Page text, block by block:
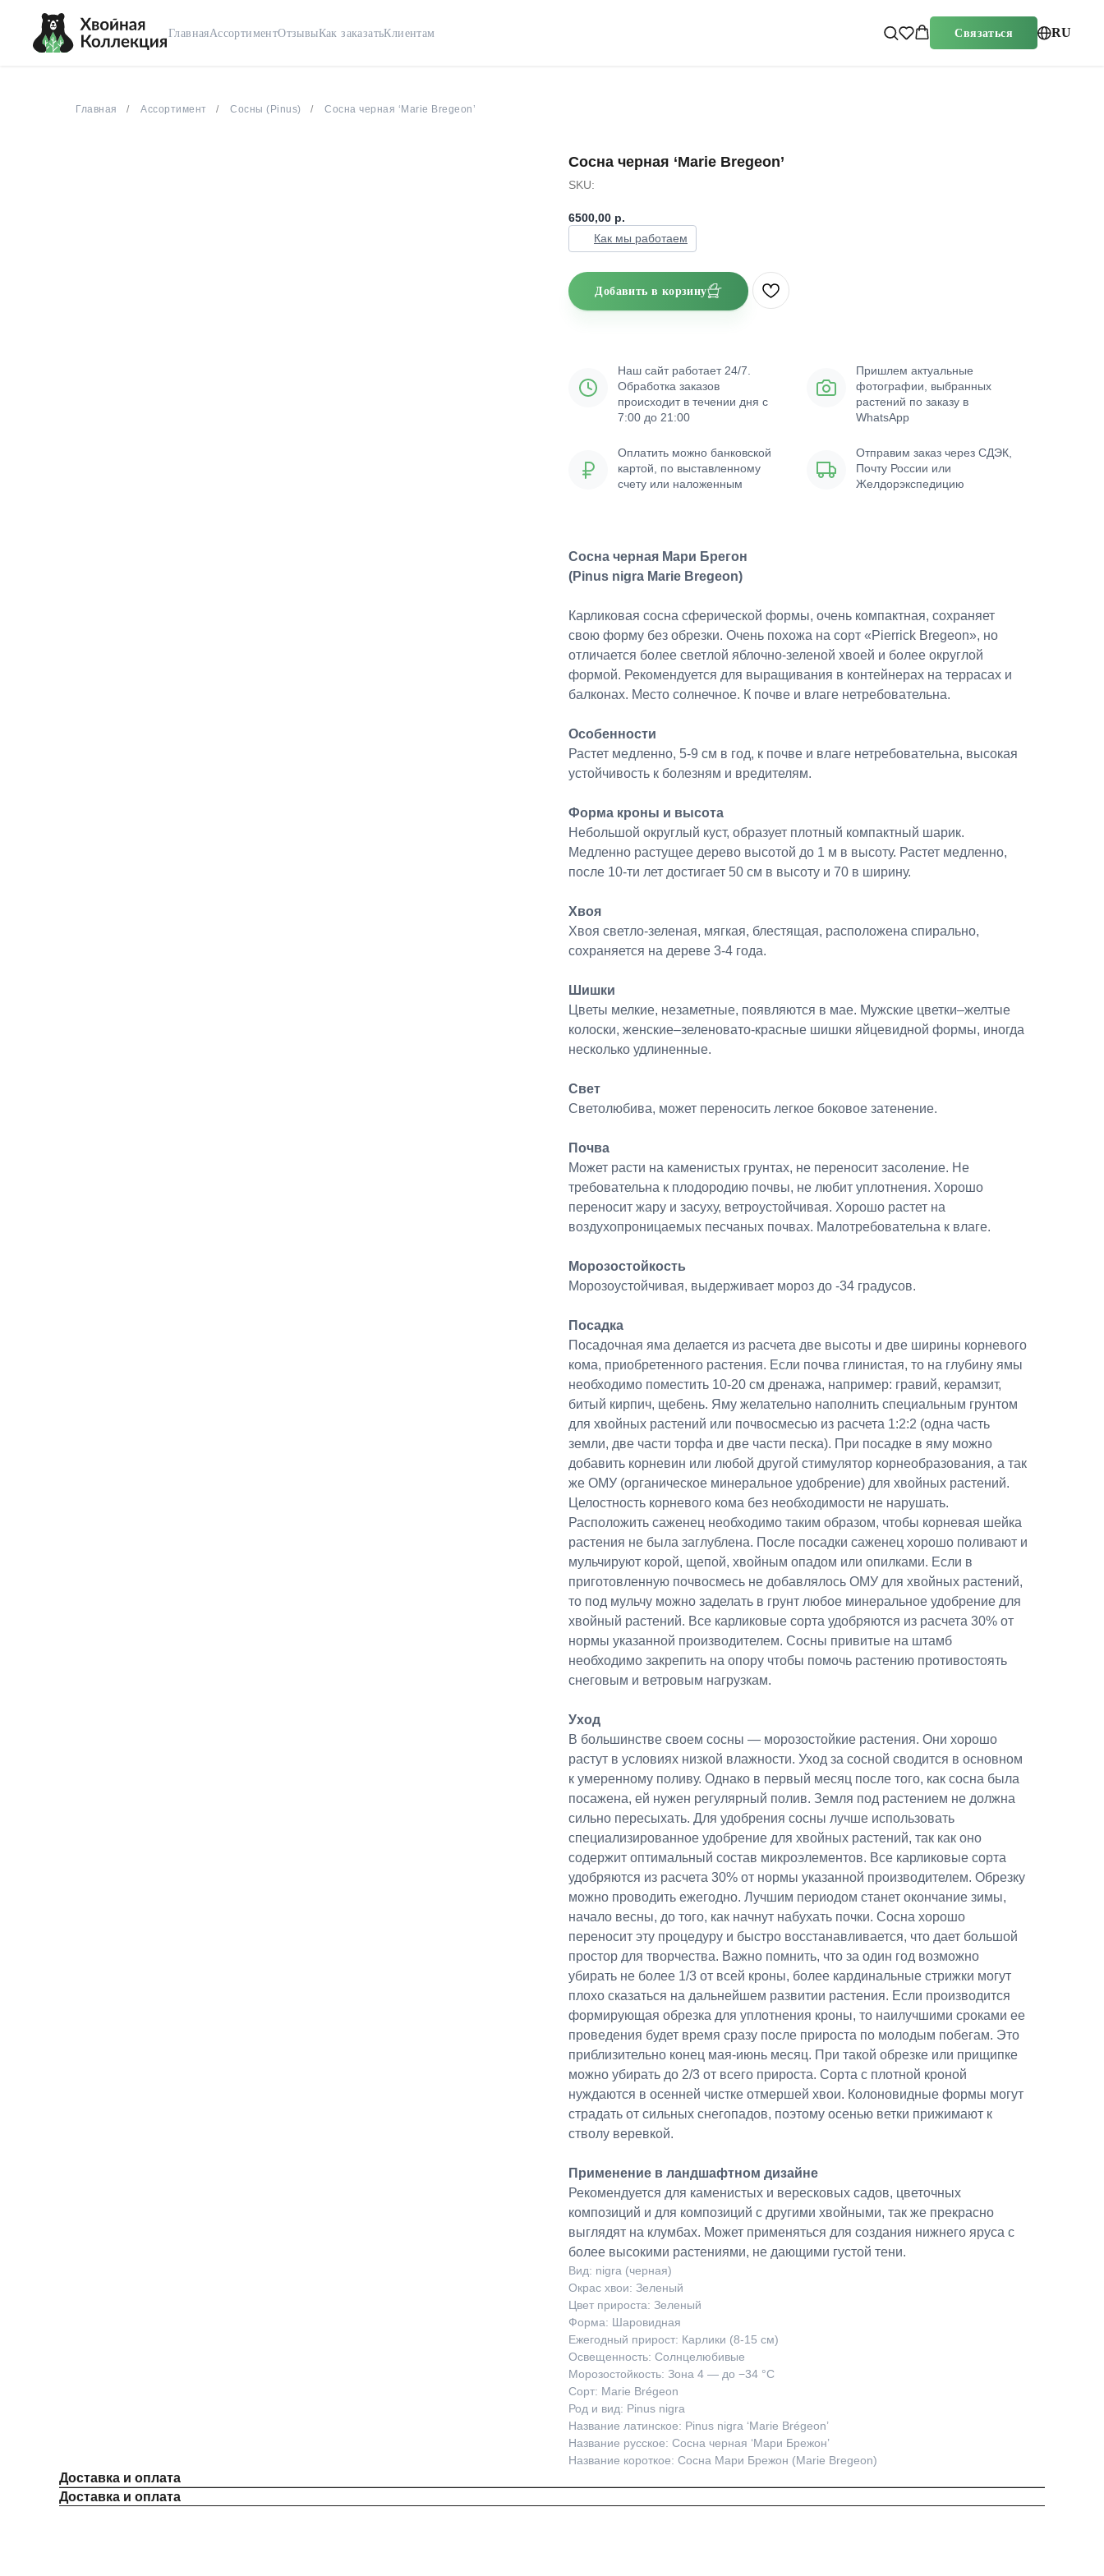
ГлавнаяАссортиментОтзывыКак заказатьКлиентам Связаться RU
Главная Ассортимент Сосны (Pinus) Сосна черная ‘Marie Bregeon’
Сосна черная ‘Marie Bregeon’
SKU:
6500,00 р.
Как мы работаем
Добавить в корзину
Наш сайт работает 24/7.
Обработка заказов
происходит в течении дня с
7:00 до 21:00
Пришлем актуальные
фотографии, выбранных
растений по заказу в
WhatsApp
Отправим заказ через СДЭК,
Почту России или
Желдорэкспедицию
Оплатить можно банковской
картой, по выставленному
счету или наложенным
Сосна черная Мари Брегон
(Pinus nigra Marie Bregeon)
Карликовая сосна сферической формы, очень компактная, сохраняет
свою форму без обрезки. Очень похожа на сорт «Pierrick Bregeon», но
отличается более светлой яблочно-зеленой хвоей и более округлой
формой. Рекомендуется для выращивания в контейнерах на террасах и
балконах. Место солнечное. К почве и влаге нетребовательна.
Особенности
Растет медленно, 5-9 см в год, к почве и влаге нетребовательна, высокая
устойчивость к болезням и вредителям.
Форма кроны и высота
Небольшой округлый куст, образует плотный компактный шарик.
Медленно растущее дерево высотой до 1 м в высоту. Растет медленно,
после 10-ти лет достигает 50 см в высоту и 70 в ширину.
Хвоя
Хвоя светло-зеленая, мягкая, блестящая, расположена спирально,
сохраняется на дереве 3-4 года.
Шишки
Цветы мелкие, незаметные, появляются в мае. Мужские цветки–желтые
колоски, женские–зеленовато-красные шишки яйцевидной формы, иногда
несколько удлиненные.
Свет
Светолюбива, может переносить легкое боковое затенение.
Почва
Может расти на каменистых грунтах, не переносит засоление. Не
требовательна к плодородию почвы, не любит уплотнения. Хорошо
переносит жару и засуху, ветроустойчивая. Хорошо растет на
воздухопроницаемых песчаных почвах. Малотребовательна к влаге.
Морозостойкость
Морозоустойчивая, выдерживает мороз до -34 градусов.
Посадка
Посадочная яма делается из расчета две высоты и две ширины корневого
кома, приобретенного растения. Если почва глинистая, то на глубину ямы
необходимо поместить 10-20 см дренажа, например: гравий, керамзит,
битый кирпич, щебень. Яму желательно наполнить специальным грунтом
для хвойных растений или почвосмесью из расчета 1:2:2 (одна часть
земли, две части торфа и две части песка). При посадке в яму можно
добавить корневин или любой другой стимулятор корнеобразования, а так
же ОМУ (органическое минеральное удобрение) для хвойных растений.
Целостность корневого кома без необходимости не нарушать.
Расположить саженец необходимо таким образом, чтобы корневая шейка
растения не была заглублена. После посадки саженец хорошо поливают и
мульчируют корой, щепой, хвойным опадом или опилками. Если в
приготовленную почвосмесь не добавлялось ОМУ для хвойных растений,
то под мульчу можно заделать в грунт любое минеральное удобрение для
хвойный растений. Все карликовые сорта удобряются из расчета 30% от
нормы указанной производителем. Сосны привитые на штамб
необходимо закрепить на опору чтобы помочь растению противостоять
снеговым и ветровым нагрузкам.
Уход
В большинстве своем сосны — морозостойкие растения. Они хорошо
растут в условиях низкой влажности. Уход за сосной сводится в основном
к умеренному поливу. Однако в первый месяц после того, как сосна была
посажена, ей нужен регулярный полив. Земля под растением не должна
сильно пересыхать. Для удобрения сосны лучше использовать
специализированное удобрение для хвойных растений, так как оно
содержит оптимальный состав микроэлементов. Все карликовые сорта
удобряются из расчета 30% от нормы указанной производителем. Обрезку
можно проводить ежегодно. Лучшим периодом станет окончание зимы,
начало весны, до того, как начнут набухать почки. Сосна хорошо
переносит эту процедуру и быстро восстанавливается, что дает большой
простор для творчества. Важно помнить, что за один год возможно
убирать не более 1/3 от всей кроны, более кардинальные стрижки могут
плохо сказаться на дальнейшем развитии растения. Если производится
формирующая обрезка для уплотнения кроны, то наилучшими сроками ее
проведения будет время сразу после прироста по молодым побегам. Это
приблизительно конец мая-июнь месяц. При такой обрезке или прищипке
можно убирать до 2/3 от всего прироста. Сорта с плотной кроной
нуждаются в осенней чистке отмершей хвои. Колоновидные формы могут
страдать от сильных снегопадов, поэтому осенью ветки прижимают к
стволу веревкой.
Применение в ландшафтном дизайне
Рекомендуется для каменистых и вересковых садов, цветочных
композиций и для композиций с другими хвойными, так же прекрасно
выглядят на клумбах. Может применяться для создания нижнего яруса с
более высокими растениями, не дающими густой тени.
Вид: nigra (черная)
Окрас хвои: Зеленый
Цвет прироста: Зеленый
Форма: Шаровидная
Ежегодный прирост: Карлики (8-15 см)
Освещенность: Солнцелюбивые
Морозостойкость: Зона 4 — до −34 °C
Сорт: Marie Brégeon
Род и вид: Pinus nigra
Название латинское: Pinus nigra ‘Marie Brégeon’
Название русское: Сосна черная ‘Мари Брежон’
Название короткое: Сосна Мари Брежон (Marie Bregeon)
Доставка и оплата
Доставка и оплата